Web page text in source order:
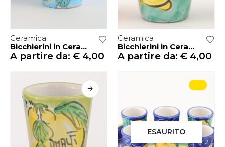
Ceramica
Bicchierini in Ceramica Vietri – CELESTE
A partire da: € 4,00
Ceramica
Bicchierini in Ceramica VietrI – VERDE ACQUA
A partire da: € 4,00
ESAURITO